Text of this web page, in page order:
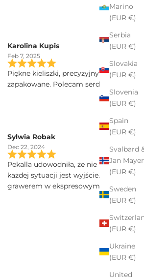
Marino
(EUR €)
Serbia
(EUR €)
Slovakia
(EUR €)
Slovenia
(EUR €)
Spain
(EUR €)
Svalbard
Jan
(EUR €)
Sweden
(EUR €)
(EUR €)
Ukraine
(EUR €)
United
Karolina Kupis
Feb 7, 2025
Piękne kieliszki, precyzyjny grawer, idealnie
zapakowane. Polecam serdecznie
Sylwia Robak
Dec 22, 2024
Pekalla udowodniła, że nie ma rzeczy
każdej sytuacji jest wyjście. Realizacja zamówienia z
grawerem w ekspresowym tempie.
szybka przesyłka, a kieliszki Iris sa